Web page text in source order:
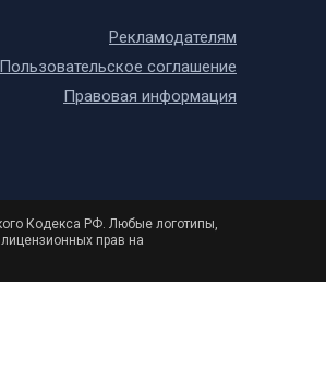
Рекламодателям
Пользовательское соглашение
Правовая информация
Кодекса РФ. Любые логотипы,
прав на